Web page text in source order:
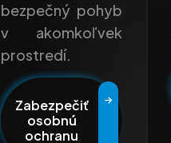
bezpečný pohyb
v akomkoľvek
prostredí.
Zabezpečiť
osobnú
ochranu